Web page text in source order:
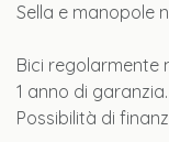
Sella e manopole
Bici
1 anno di garanzia.
Possibilità di